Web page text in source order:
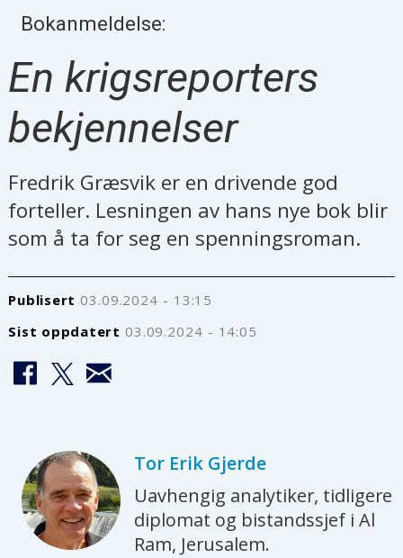
Bokanmeldelse:
En krigsreporters
bekjennelser
Fredrik Græsvik er en drivende god
forteller. Lesningen av hans nye bok blir
som å ta for seg en spenningsroman.
Publisert
03.09.2024 - 13:15
Sist oppdatert
03.09.2024 - 14:05
Tor Erik Gjerde
Uavhengig analytiker, tidligere
diplomat og bistandssjef i Al
Ram, Jerusalem.